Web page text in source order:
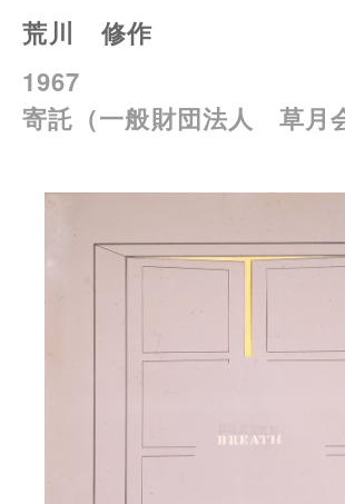
荒川 修作
1967
寄託（一般財団法人 草月